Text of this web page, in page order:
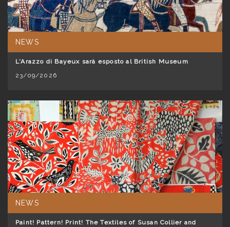
NEWS
L'Arazzo di Bayeux sarà esposto al British Museum
23/09/2026
NEWS
Paint! Pattern! Print! The Textiles of Susan Collier and